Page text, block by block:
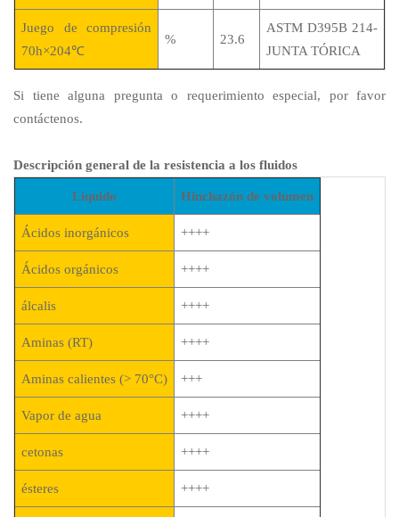
Juego de compresión
70h×204℃
% 23.6
ASTM D395B 214-
JUNTA TÓRICA
Si tiene alguna pregunta o requerimiento especial, por favor
contáctenos.
Descripción general de la resistencia a los fluidos
Líquido Hinchazón de volumen
Ácidos inorgánicos ++++
Ácidos orgánicos ++++
álcalis ++++
Aminas (RT) ++++
Aminas calientes (> 70°C) +++
Vapor de agua ++++
cetonas ++++
ésteres ++++